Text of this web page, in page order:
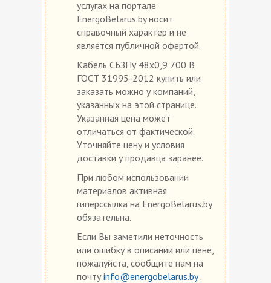
услугах на портале
EnergoBelarus.by носит
справочный характер и не
является публичной офертой.
Кабель СБЗПу 48х0,9 700 В
ГОСТ 31995-2012 купить или
заказать можно у компаний,
указанных на этой странице.
Указанная цена может
отличаться от фактической.
Уточняйте цену и условия
доставки у продавца заранее.
При любом использовании
материалов активная
гиперссылка на EnergoBelarus.by
обязательна.
Если Вы заметили неточность
или ошибку в описании или цене,
пожалуйста, сообщите нам на
почту info@energobelarus.by.